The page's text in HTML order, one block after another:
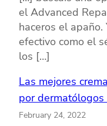
el Advanced
haceros el
efectivo como el
los […]
Las mejores
por
February 24, 2022